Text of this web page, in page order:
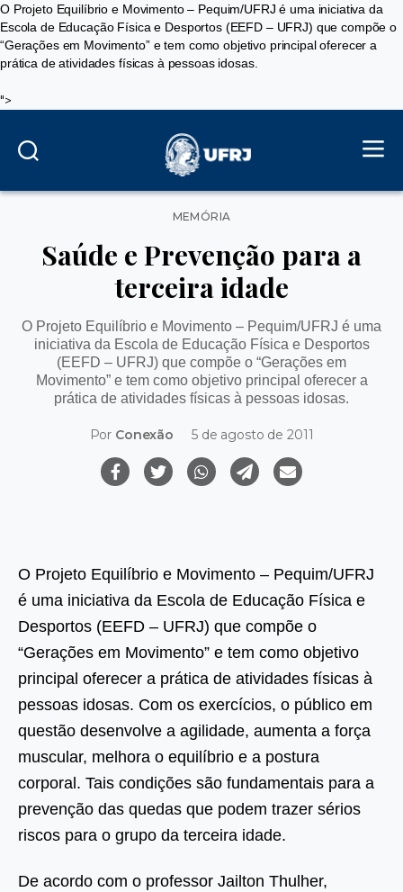
O Projeto Equilíbrio e Movimento – Pequim/UFRJ é uma iniciativa da
Escola de Educação Física e Desportos (EEFD – UFRJ) que compõe o
“Gerações em Movimento” e tem como objetivo principal oferecer a
prática de atividades físicas à pessoas idosas.
">
Categorias
MEMÓRIA
Saúde e Prevenção para a
terceira idade
O Projeto Equilíbrio e Movimento – Pequim/UFRJ é uma
iniciativa da Escola de Educação Física e Desportos
(EEFD – UFRJ) que compõe o “Gerações em
Movimento” e tem como objetivo principal oferecer a
prática de atividades físicas à pessoas idosas.
Por Conexão 5 de agosto de 2011
O Projeto Equilíbrio e Movimento – Pequim/UFRJ
é uma iniciativa da Escola de Educação Física e
Desportos (EEFD – UFRJ) que compõe o
“Gerações em Movimento” e tem como objetivo
principal oferecer a prática de atividades físicas à
pessoas idosas. Com os exercícios, o público em
questão desenvolve a agilidade, aumenta a força
muscular, melhora o equilíbrio e a postura
corporal. Tais condições são fundamentais para a
prevenção das quedas que podem trazer sérios
riscos para o grupo da terceira idade.
De acordo com o professor Jailton Thulher,